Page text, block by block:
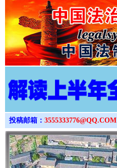
投稿邮箱： 3555333776@QQ.COM